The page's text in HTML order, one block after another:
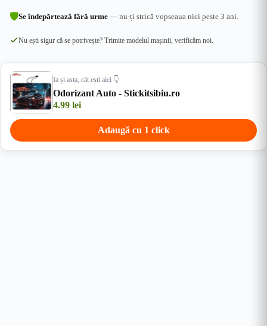
🛡Se îndepărtează fără urme — nu-ți strică vopseaua nici peste 3 ani.
Nu ești sigur că se potrivește? Trimite modelul mașinii, verificăm noi.
Ia și asta, cât ești aici 👇
Odorizant Auto - Stickitsibiu.ro
4.99 lei
Adaugă cu 1 click